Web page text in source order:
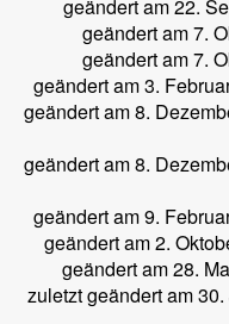
geändert am 22.
geändert am 7.
geändert am 7.
geändert am 3.
geändert am 8.
geändert am 8.
geändert am 9.
geändert am 2.
geändert am 28.
zuletzt geändert am